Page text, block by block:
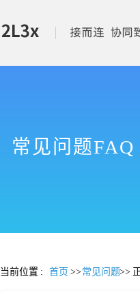
常见问题FAQ
当前位置 : 首页 >>常见问题>>